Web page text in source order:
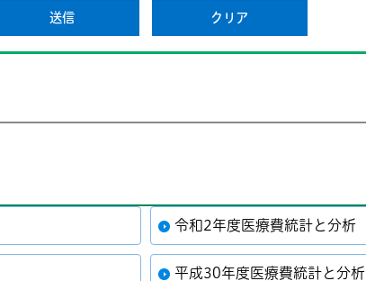
令和2年度医療費統計と分析
平成30年度医療費統計と分析